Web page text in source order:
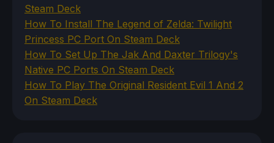
Steam Deck
How To Install The Legend of Zelda: Twilight
Princess PC Port On Steam Deck
How To Set Up The Jak And Daxter Trilogy's
Native PC Ports On Steam Deck
How To Play The Original Resident Evil 1 And 2
On Steam Deck